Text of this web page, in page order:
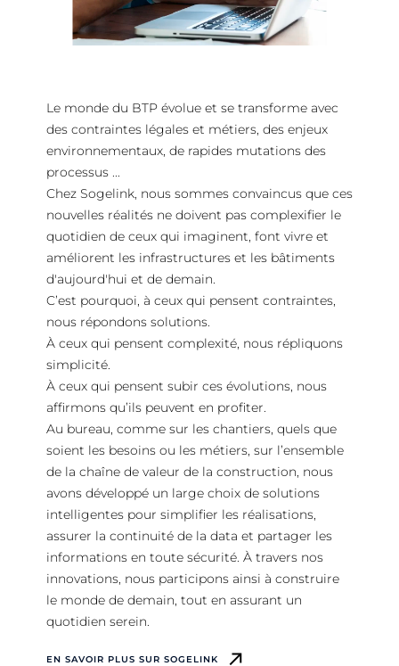
Le monde du BTP évolue et se transforme avec
des contraintes légales et métiers, des enjeux
environnementaux, de rapides mutations des
processus ...
Chez Sogelink, nous sommes convaincus que ces
nouvelles réalités ne doivent pas complexifier le
quotidien de ceux qui imaginent, font vivre et
améliorent les infrastructures et les bâtiments
d'aujourd'hui et de demain.
C’est pourquoi, à ceux qui pensent contraintes,
nous répondons solutions.
À ceux qui pensent complexité, nous répliquons
simplicité.
À ceux qui pensent subir ces évolutions, nous
affirmons qu’ils peuvent en profiter.
Au bureau, comme sur les chantiers, quels que
soient les besoins ou les métiers, sur l’ensemble
de la chaîne de valeur de la construction, nous
avons développé un large choix de solutions
intelligentes pour simplifier les réalisations,
assurer la continuité de la data et partager les
informations en toute sécurité. À travers nos
innovations, nous participons ainsi à construire
le monde de demain, tout en assurant un
quotidien serein.
EN SAVOIR PLUS SUR SOGELINK